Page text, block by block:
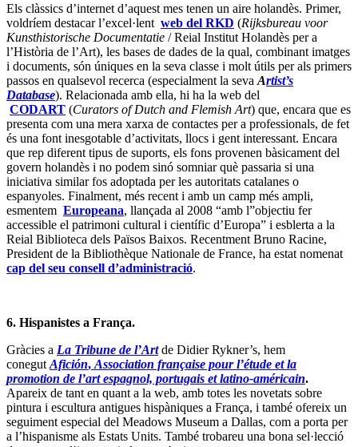
Els clàssics d’internet d’aquest mes tenen un aire holandès. Primer,
voldríem destacar l’excel·lent web del RKD (Rijksbureau voor
Kunsthistorische Documentatie / Reial Institut Holandès per a
l’Història de l’Art), les bases de dades de la qual, combinant imatges
i documents, són úniques en la seva classe i molt útils per als primers
passos en qualsevol recerca (especialment la seva Artist’s
Database). Relacionada amb ella, hi ha la web del
CODART (Curators of Dutch and Flemish Art) que, encara que es
presenta com una mera xarxa de contactes per a professionals, de fet
és una font inesgotable d’activitats, llocs i gent interessant. Encara
que rep diferent tipus de suports, els fons provenen bàsicament del
govern holandès i no podem sinó somniar què passaria si una
iniciativa similar fos adoptada per les autoritats catalanes o
espanyoles. Finalment, més recent i amb un camp més ampli,
esmentem Europeana, llançada al 2008 “amb l”objectiu fer
accessible el patrimoni cultural i científic d’Europa” i esblerta a la
Reial Biblioteca dels Països Baixos. Recentment Bruno Racine,
President de la Bibliothèque Nationale de France, ha estat nomenat
cap del seu consell d’administració.
6. Hispanistes a França.
Gràcies a La Tribune de l’Art de Didier Rykner’s, hem
conegut Afición, Association française pour l’étude et la
promotion de l’art espagnol, portugais et latino-américain.
Apareix de tant en quant a la web, amb totes les novetats sobre
pintura i escultura antigues hispàniques a França, i també ofereix un
seguiment especial del Meadows Museum a Dallas, com a porta per
a l’hispanisme als Estats Units. També trobareu una bona sel·lecció